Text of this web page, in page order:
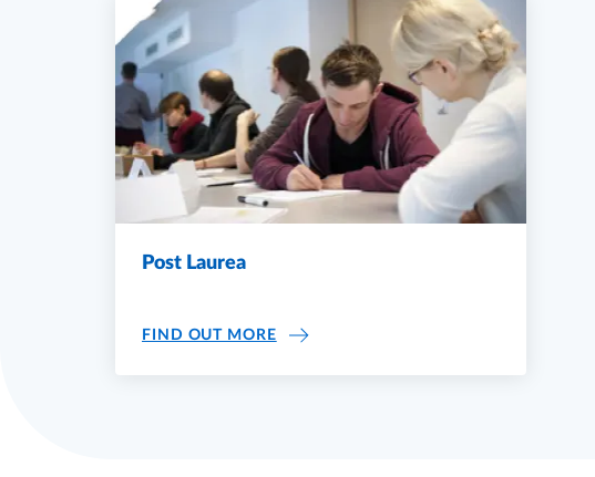
Post Laurea
FIND OUT MOREPOST LAUREA